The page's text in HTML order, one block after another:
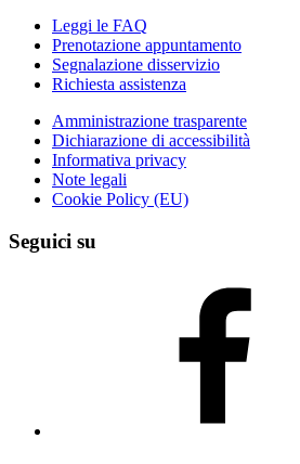
Leggi le FAQ
Prenotazione appuntamento
Segnalazione disservizio
Richiesta assistenza
Amministrazione trasparente
Dichiarazione di accessibilità
Informativa privacy
Note legali
Cookie Policy (EU)
Seguici su